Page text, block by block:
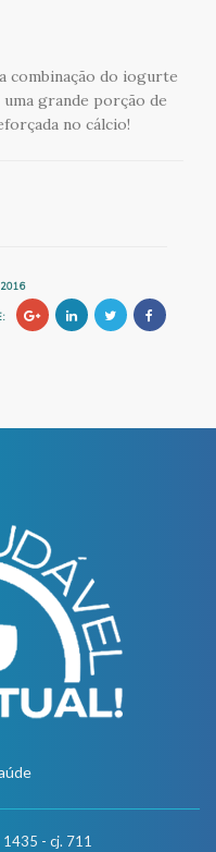
combinação do iogurte
grande porção de
no cálcio!
1435 - cj. 711